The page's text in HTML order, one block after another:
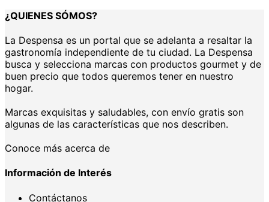
¿QUIENES SÓMOS?
La Despensa es un portal que se adelanta a resaltar la
gastronomía independiente de tu ciudad. La Despensa
busca y selecciona marcas con productos gourmet y de
buen precio que todos queremos tener en nuestro
hogar.
Marcas exquisitas y saludables, con envío gratis son
algunas de las características que nos describen.
Conoce más acerca de
Información de Interés
Contáctanos